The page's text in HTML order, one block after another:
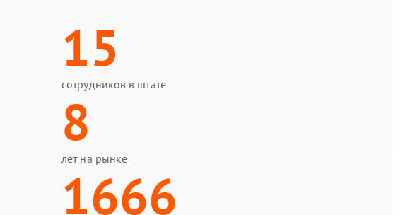
15
сотрудников в штате
8
лет на рынке
1666